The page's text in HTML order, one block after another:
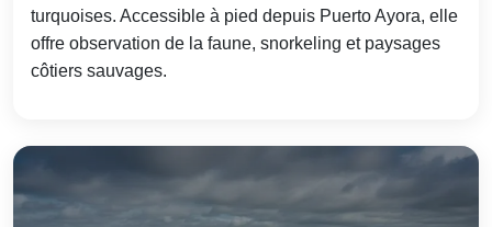
turquoises. Accessible à pied depuis Puerto Ayora, elle
offre observation de la faune, snorkeling et paysages
côtiers sauvages.